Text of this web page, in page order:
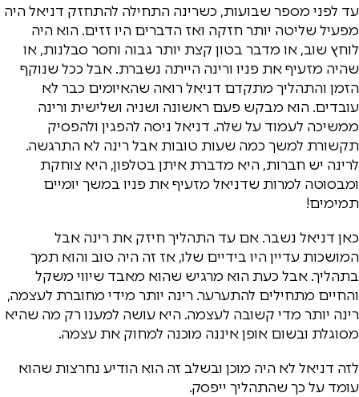
עד לפני מספר שבועות, כשרינה התחילה להתחזק דניאל היה
מפעיל שליטה יותר חזקה ואז הדברים היו זזים. הוא היה
לוחץ שוב, או מדבר בטון קצת יותר גבוה וחסר סבלנות, או
שהיה מזעיף את פניו ורינה הייתה נשברת. אבל ככל שנוקף
הזמן והתהליך מתקדם דניאל רואה שהאיומים כבר לא
עובדים. הוא מבקש פעם ראשונה ושניה ושלישית ורינה
ממשיכה לעמוד על שלה. דניאל ניסה להפגין ולהפסיק
תקשורת למשך כמה שעות טובות אבל רינה לא התרגשה.
לרינה יש חברות, היא מדברת איתן בטלפון, היא צוחקת
ומבסוטה למרות שדניאל מזעיף את פניו במשך יומיים
תמימים!
כאן דניאל נשבר. אם עד התהליך חיזק את רינה אבל
המושכות עדיין היו בידיים שלו, אז זה היה טוב והוא תמך
בתהליך. אבל כעת הוא מרגיש שהוא מאבד שיווי משקל
והחיים מתחילים להתערער. רינה יותר מידי מחוברת לעצמה,
רינה יותר מדי קשובה לעצמה. היא עושה למענו רק מה שהיא
מסוגלת ובשום אופן איננה מוכנה למחוק את עצמה.
לזה דניאל לא היה מוכן ובשלב זה הוא הודיע נחרצות שהוא
עומד על כך שהתהליך ייפסק.